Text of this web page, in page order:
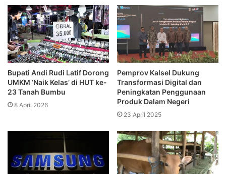
Bupati Andi Rudi Latif Dorong
UMKM ‘Naik Kelas’ di HUT ke-
23 Tanah Bumbu
8 April 2026
Pemprov Kalsel Dukung
Transformasi Digital dan
Peningkatan Penggunaan
Produk Dalam Negeri
23 April 2025